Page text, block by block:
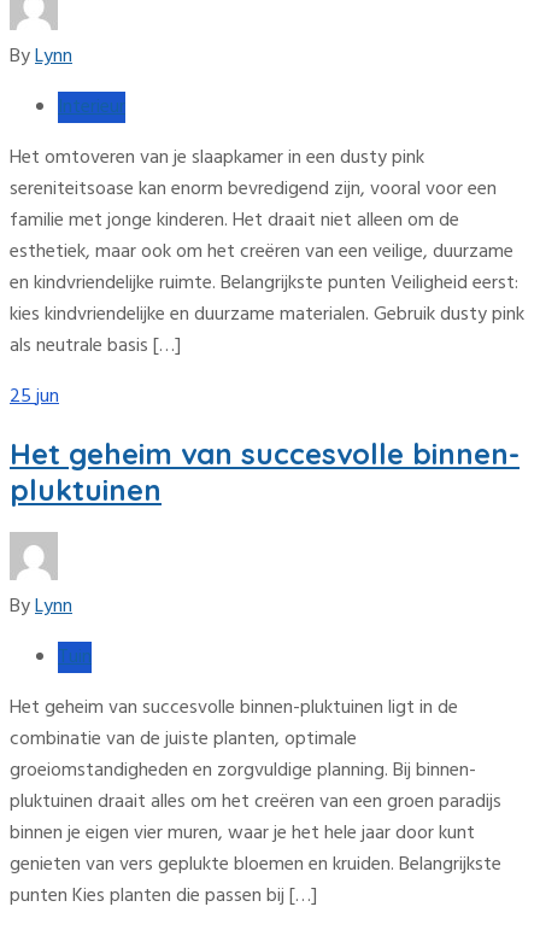
ByLynn
Interieur
Het omtoveren van je slaapkamer in een dusty pink
sereniteitsoase kan enorm bevredigend zijn, vooral voor een
familie met jonge kinderen. Het draait niet alleen om de
esthetiek, maar ook om het creëren van een veilige, duurzame
en kindvriendelijke ruimte. Belangrijkste punten Veiligheid eerst:
kies kindvriendelijke en duurzame materialen. Gebruik dusty pink
als neutrale basis […]
25jun
Het geheim van succesvolle binnen-
pluktuinen
ByLynn
Tuin
Het geheim van succesvolle binnen-pluktuinen ligt in de
combinatie van de juiste planten, optimale
groeiomstandigheden en zorgvuldige planning. Bij binnen-
pluktuinen draait alles om het creëren van een groen paradijs
binnen je eigen vier muren, waar je het hele jaar door kunt
genieten van vers geplukte bloemen en kruiden. Belangrijkste
punten Kies planten die passen bij […]